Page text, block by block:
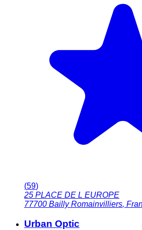
(59)
25 PLACE DE L EUROPE
77700 Bailly Romainvilliers,
Urban Optic